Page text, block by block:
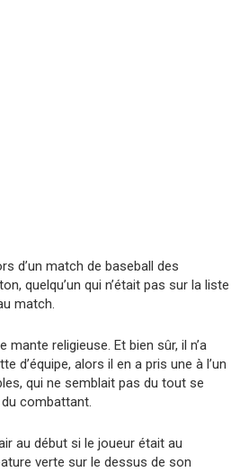
d’un match de baseball des
quelqu’un qui n’était pas sur la liste
match.
mante religieuse. Et bien sûr, il n’a
d’équipe, alors il en a pris une à l’un
qui ne semblait pas du tout se
combattant.
au début si le joueur était au
verte sur le dessus de son